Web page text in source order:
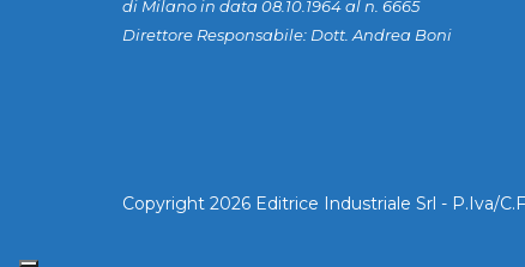
di Milano in data 08.10.1964 al n. 6665
Direttore Responsabile: Dott. Andrea Boni
Copyright 2026 Editrice Industriale Srl - P.Iva/